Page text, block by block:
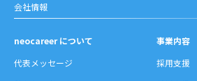
会社情報
neocareer について
代表メッセージ
事業内容
採用支援